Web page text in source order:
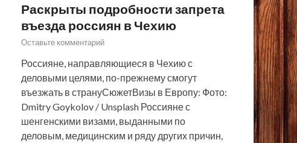
Раскрыты подробности запрета
въезда россиян в Чехию
Оставьте комментарий
Россияне, направляющиеся в Чехию с
деловыми целями, по-прежнему смогут
въезжать в странуСюжетВизы в Европу: Фото:
Dmitry Goykolov / Unsplash Россияне с
шенгенскими визами, выданными по
деловым, медицинским и ряду других причин,